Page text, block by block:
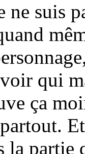
ne suis
qui
ça
la partie